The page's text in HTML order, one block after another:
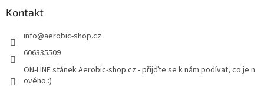
Kontakt
info@aerobic-shop.cz
606335509
ON-LINE stánek Aerobic-shop.cz - přijďte se k nám podívat, co je n
ového :)